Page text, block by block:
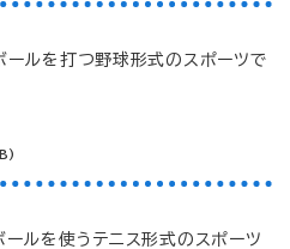
ールを打つ野球形式のスポーツで
ルを使うテニス形式のスポーツ